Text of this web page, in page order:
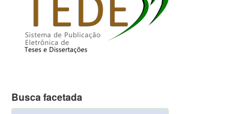
Busca facetada